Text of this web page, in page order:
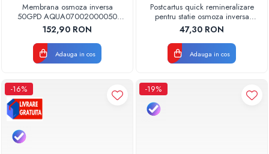
Membrana osmoza inversa
50GPD AQUA07002000050
Aquapur Valhoh Valrom
152,90 RON
Adauga in cos
Postcartus quick remineralizare
pentru statie osmoza inversa
AQUA07004010000 Aquapur
Valhoh Valrom
47,30 RON
Adauga in cos
-16% -19%